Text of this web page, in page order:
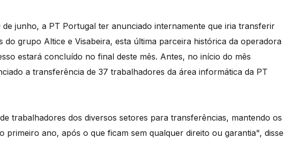
de junho, a PT Portugal ter anunciado internamente que iria transferir
do grupo Altice e Visabeira, esta última parceira histórica da operadora
estará concluído no final deste mês. Antes, no início do mês
a transferência de 37 trabalhadores da área informática da PT
trabalhadores dos diversos setores para transferências, mantendo os
primeiro ano, após o que ficam sem qualquer direito ou garantia", disse